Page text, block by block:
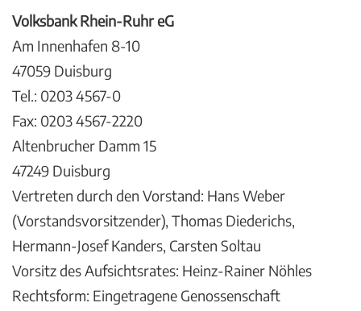
Volksbank Rhein-Ruhr eG
Am Innenhafen 8-10
47059 Duisburg
Tel.: 0203 4567-0
Fax: 0203 4567-2220
Altenbrucher Damm 15
47249 Duisburg
Vertreten durch den Vorstand: Hans Weber
(Vorstandsvorsitzender), Thomas Diederichs,
Hermann-Josef Kanders, Carsten Soltau
Vorsitz des Aufsichtsrates: Heinz-Rainer Nöhles
Rechtsform: Eingetragene Genossenschaft